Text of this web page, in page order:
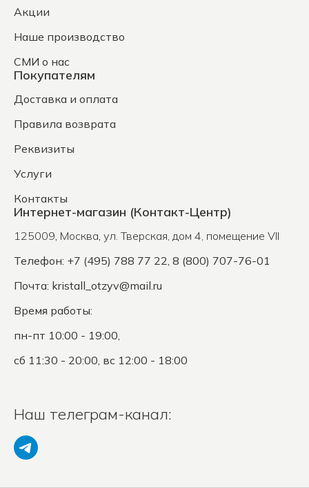
Акции
Наше производство
СМИ о нас
Покупателям
Доставка и оплата
Правила возврата
Реквизиты
Услуги
Контакты
Интернет-магазин (Контакт-Центр)
125009, Москва, ул. Тверская, дом 4, помещение VII
Телефон: +7 (495) 788 77 22, 8 (800) 707-76-01
Почта: kristall_otzyv@mail.ru
Время работы:
пн-пт 10:00 - 19:00,
сб 11:30 - 20:00, вс 12:00 - 18:00
Наш телеграм-канал: